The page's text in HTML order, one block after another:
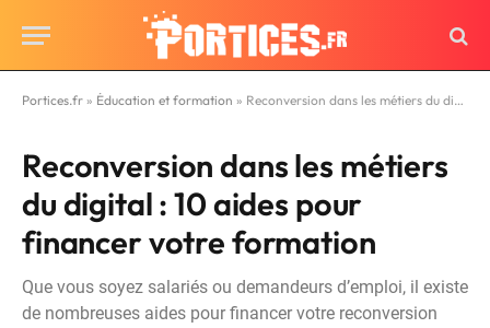
Portices.fr » Éducation et formation » Reconversion dans les métiers du digital : 10 aides pour financer votre formation
Reconversion dans les métiers
du digital : 10 aides pour
financer votre formation
Que vous soyez salariés ou demandeurs d’emploi, il existe
de nombreuses aides pour financer votre reconversion